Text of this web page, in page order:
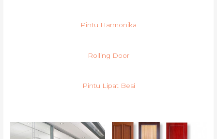
Pintu Harmonika
Rolling Door
Pintu Lipat Besi